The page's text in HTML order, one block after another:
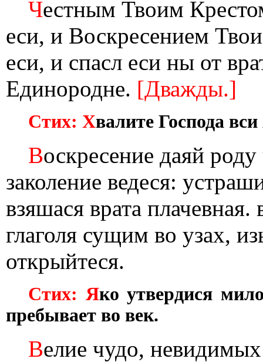
Честным Твоим
еси, и Воскресением
еси, и спасл еси ны от
Единородне. [Дважды.]
Стих: Хвалите Господа
Воскресение даяй
заколение ведеся:
взяшася врата
глаголя сущим во узах,
открыйтеся.
Стих: Яко утвердися
пребывает во век.
Велие чудо,